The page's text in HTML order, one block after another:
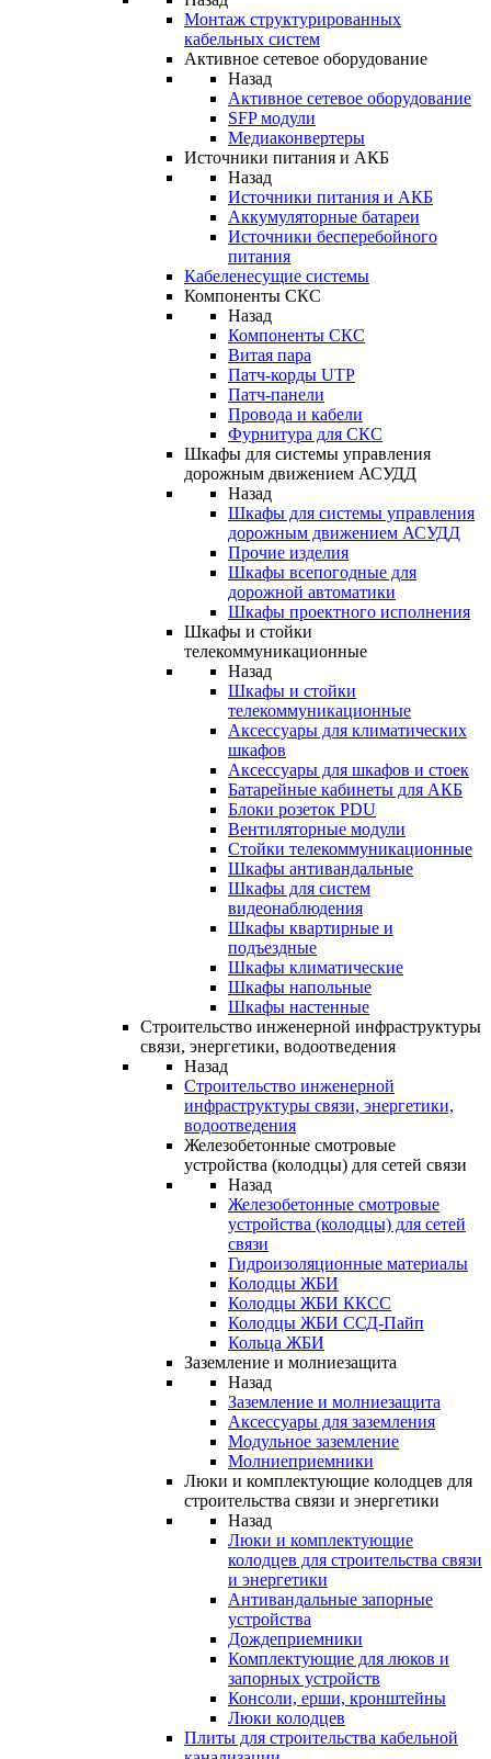
Монтаж структурированных
кабельных систем
Активное сетевое оборудование
Назад
Активное сетевое оборудование
SFP модули
Медиаконвертеры
Источники питания и АКБ
Назад
Источники питания и АКБ
Аккумуляторные батареи
Источники бесперебойного
питания
Кабеленесущие системы
Компоненты СКС
Назад
Компоненты СКС
Витая пара
Патч-корды UTP
Патч-панели
Провода и кабели
Фурнитура для СКС
Шкафы для системы управления
дорожным движением АСУДД
Назад
Шкафы для системы управления
дорожным движением АСУДД
Прочие изделия
Шкафы всепогодные для
дорожной автоматики
Шкафы проектного исполнения
Шкафы и стойки
телекоммуникационные
Назад
Шкафы и стойки
телекоммуникационные
Аксессуары для климатических
шкафов
Аксессуары для шкафов и стоек
Батарейные кабинеты для АКБ
Блоки розеток PDU
Вентиляторные модули
Стойки телекоммуникационные
Шкафы антивандальные
Шкафы для систем
видеонаблюдения
Шкафы квартирные и
подъездные
Шкафы климатические
Шкафы напольные
Шкафы настенные
Строительство инженерной инфраструктуры
связи, энергетики, водоотведения
Назад
Строительство инженерной
инфраструктуры связи, энергетики,
водоотведения
Железобетонные смотровые
устройства (колодцы) для сетей связи
Назад
Железобетонные смотровые
устройства (колодцы) для сетей
связи
Гидроизоляционные материалы
Колодцы ЖБИ
Колодцы ЖБИ ККСС
Колодцы ЖБИ ССД-Пайп
Кольца ЖБИ
Заземление и молниезащита
Назад
Заземление и молниезащита
Аксессуары для заземления
Модульное заземление
Молниеприемники
Люки и комплектующие колодцев для
строительства связи и энергетики
Назад
Люки и комплектующие
колодцев для строительства связи
и энергетики
Антивандальные запорные
устройства
Дождеприемники
Комплектующие для люков и
запорных устройств
Консоли, ерши, кронштейны
Люки колодцев
Плиты для строительства кабельной